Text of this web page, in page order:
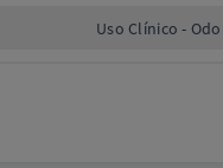
Uso Clínico -